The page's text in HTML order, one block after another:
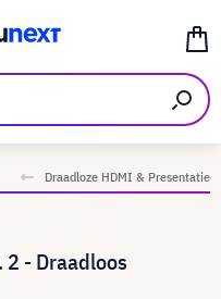
Draadloze HDMI & Presentatie
2 - Draadloos